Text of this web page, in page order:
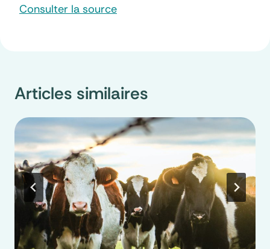
Consulter la source
Articles similaires